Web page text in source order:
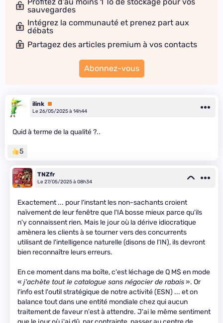
sauvegardes
Intégrez la communauté et prenez part aux
débats
Partagez des articles premium à vos contacts
Abonnez-vous
ilink Premium
Le 26/05/2025 à 14h44
Quid à terme de la qualité ?..
5
TNZfr
Le 27/05/2025 à 08h34
Exactement ... pour l'instant les non-sachants croient
naïvement de leur fenêtre que l'IA bosse mieux parce qu'ils
n'y connaissent rien. Mais le jour où la dérive idiocratique
amènera les clients à se tourner vers des concurrents
utilisant de l'intelligence naturelle (disons de l'IN), ils devront
bien reconnaître leurs erreurs.
En ce moment dans ma boîte, c'est léchage de Q M$ en mode
« j'achète tout le catalogue sans négocier de rabais». Or
l'info est l'outil stratégique de notre activité (ESN) ... et on
balance tout dans une entité mondiale chez qui aucun
traitement de faveur n'est à attendre. J'ai le même sentiment